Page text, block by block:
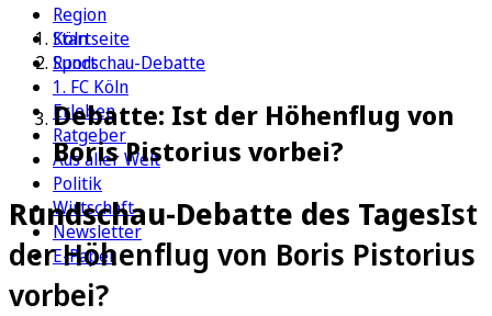
Region
Köln
Sport
1. FC Köln
Erleben
Ratgeber
Aus aller Welt
Politik
Wirtschaft
Newsletter
E-Paper
Startseite
Rundschau-Debatte
Debatte: Ist der Höhenflug von
Boris Pistorius vorbei?
Rundschau-Debatte des TagesIst
der Höhenflug von Boris Pistorius
vorbei?